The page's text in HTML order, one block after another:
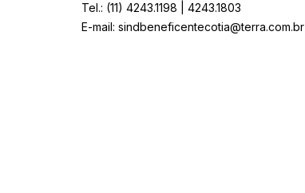
Tel.: (11) 4243.1198 | 4243.1803
E-mail: sindbeneficentecotia@terra.com.br